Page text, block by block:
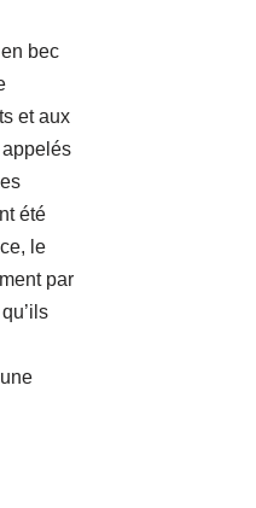
bec
et aux
été
le
par